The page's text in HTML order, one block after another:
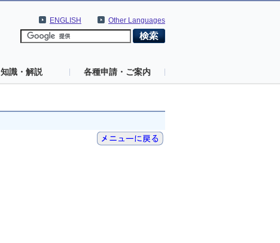
Other Languages
ENGLISH
知識・解説 各種申請・ご案内